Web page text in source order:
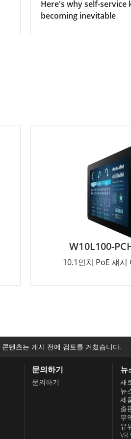
Here's why self-service
becoming inevitable
W10L100-
10.1인치 PoE 섀시
텐츠는 게시 전에 검토를 거쳤습니다.
문의하기
문의하기
뉴
새
뉴
제
출
무
유
VR